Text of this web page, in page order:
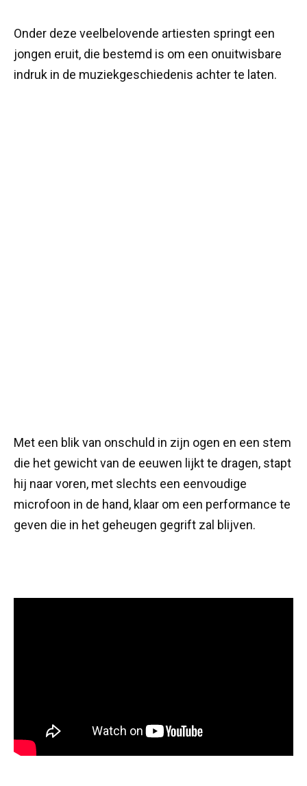
Onder deze veelbelovende artiesten springt een
jongen eruit, die bestemd is om een onuitwisbare
indruk in de muziekgeschiedenis achter te laten.
Met een blik van onschuld in zijn ogen en een stem
die het gewicht van de eeuwen lijkt te dragen, stapt
hij naar voren, met slechts een eenvoudige
microfoon in de hand, klaar om een performance te
geven die in het geheugen gegrift zal blijven.